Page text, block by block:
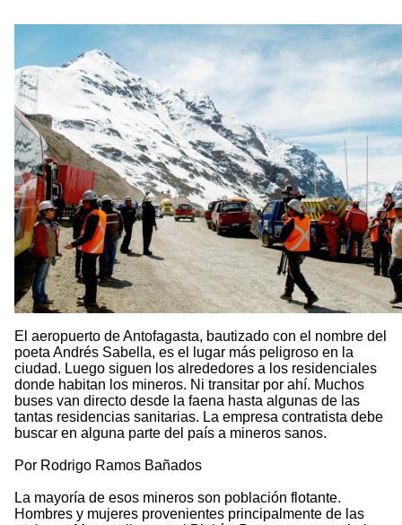
El aeropuerto de Antofagasta, bautizado con el nombre del
poeta Andrés Sabella, es el lugar más peligroso en la
ciudad. Luego siguen los alrededores a los residenciales
donde habitan los mineros. Ni transitar por ahí. Muchos
buses van directo desde la faena hasta algunas de las
tantas residencias sanitarias. La empresa contratista debe
buscar en alguna parte del país a mineros sanos.
Por Rodrigo Ramos Bañados
La mayoría de esos mineros son población flotante.
Hombres y mujeres provenientes principalmente de las